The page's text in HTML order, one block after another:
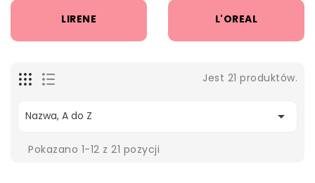
LIRENE L'OREAL
Jest 21 produktów.
Nazwa, A do Z 
Pokazano 1-12 z 21 pozycji